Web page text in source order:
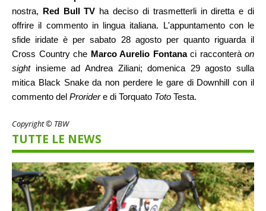
nostra, Red Bull TV ha deciso di trasmetterli in diretta e di
offrire il commento in lingua italiana. L'appuntamento con le
sfide iridate è per sabato 28 agosto per quanto riguarda il
Cross Country che Marco Aurelio Fontanaci racconterà on
sight insieme ad Andrea Ziliani; domenica 29 agosto sulla
mitica Black Snake da non perdere le gare di Downhill con il
commento del Proridere di Torquato Toto Testa.
Copyright © TBW
TUTTE LE NEWS